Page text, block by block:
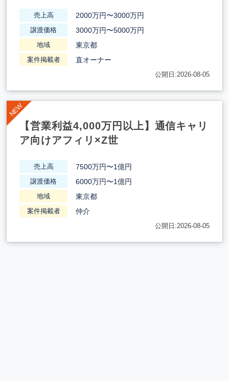
売上高 2000万円〜3000万円
譲渡価格 3000万円〜5000万円
地域 東京都
案件掲載者 直オーナー
公開日:2026-08-05
【営業利益4,000万円以上】通信キャリ
ア向けアフィリ×Z世
売上高 7500万円〜1億円
譲渡価格 6000万円〜1億円
地域 東京都
案件掲載者 仲介
公開日:2026-08-05